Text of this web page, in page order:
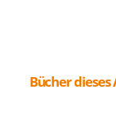
Bücher